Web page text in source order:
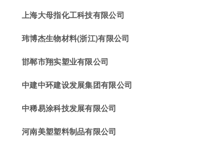
上海大母指化工科技有限公司
玮博杰生物材料(浙江)有限公司
邯郸市翔实塑业有限公司
中建中环建设发展集团有限公司
中稀易涂科技发展有限公司
河南美塑塑料制品有限公司